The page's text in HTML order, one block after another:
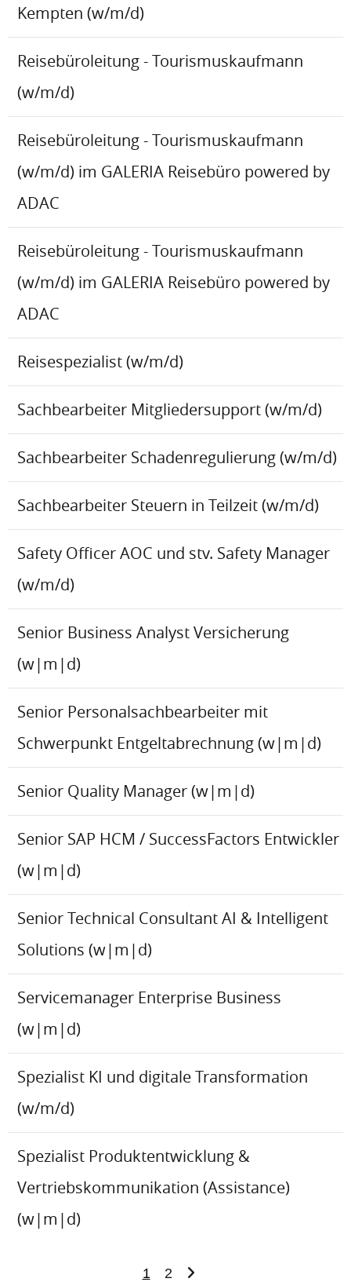
Kempten (w/m/d)
Reisebüroleitung - Tourismuskaufmann
(w/m/d)
Reisebüroleitung - Tourismuskaufmann
(w/m/d) im GALERIA Reisebüro powered by
ADAC
Reisebüroleitung - Tourismuskaufmann
(w/m/d) im GALERIA Reisebüro powered by
ADAC
Reisespezialist (w/m/d)
Sachbearbeiter Mitgliedersupport (w/m/d)
Sachbearbeiter Schadenregulierung (w/m/d)
Sachbearbeiter Steuern in Teilzeit (w/m/d)
Safety Officer AOC und stv. Safety Manager
(w/m/d)
Senior Business Analyst Versicherung
(w|m|d)
Senior Personalsachbearbeiter mit
Schwerpunkt Entgeltabrechnung (w|m|d)
Senior Quality Manager (w|m|d)
Senior SAP HCM / SuccessFactors Entwickler
(w|m|d)
Senior Technical Consultant AI & Intelligent
Solutions (w|m|d)
Servicemanager Enterprise Business
(w|m|d)
Spezialist KI und digitale Transformation
(w/m/d)
Spezialist Produktentwicklung &
Vertriebskommunikation (Assistance)
(w|m|d)
1 2